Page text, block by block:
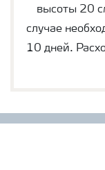
высоты 20
случае
10 дней.